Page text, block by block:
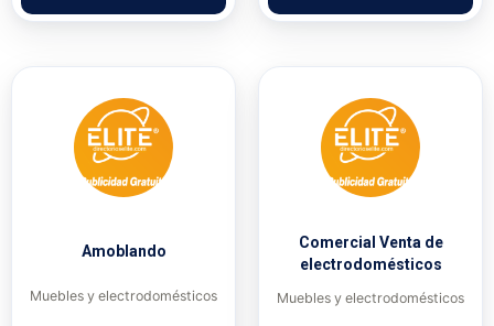
Amoblando
Muebles y electrodomésticos
Comercial Venta de
electrodomésticos
Muebles y electrodomésticos